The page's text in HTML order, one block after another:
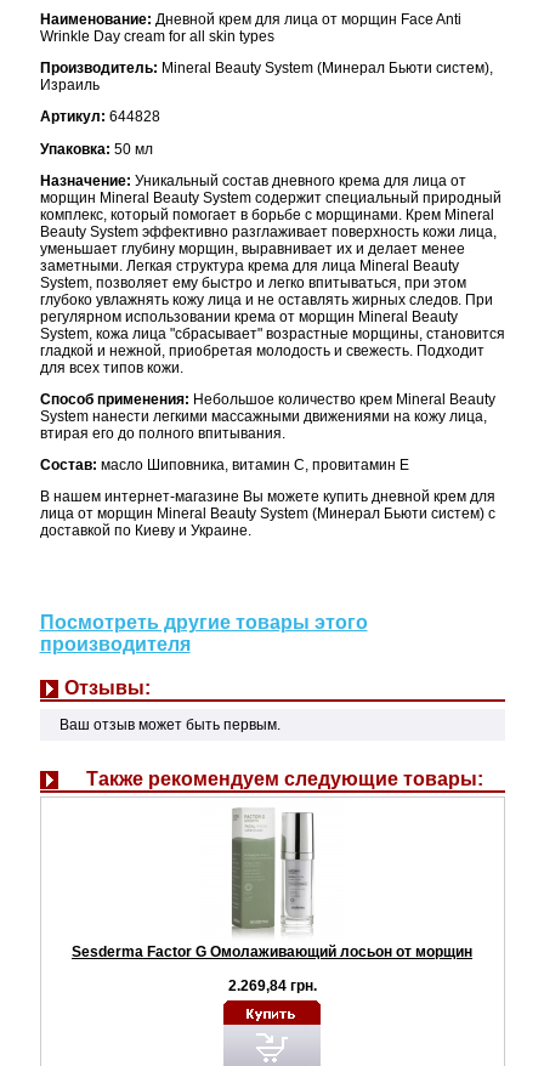
Наименование: Дневной крем для лица от морщин Face Anti
Wrinkle Day cream for all skin types
Производитель: Mineral Beauty System (Минерал Бьюти систем),
Израиль
Артикул: 644828
Упаковка: 50 мл
Назначение: Уникальный состав дневного крема для лица от
морщин Mineral Beauty System содержит специальный природный
комплекс, который помогает в борьбе с морщинами. Крем Mineral
Beauty System эффективно разглаживает поверхность кожи лица,
уменьшает глубину морщин, выравнивает их и делает менее
заметными. Легкая структура крема для лица Mineral Beauty
System, позволяет ему быстро и легко впитываться, при этом
глубоко увлажнять кожу лица и не оставлять жирных следов. При
регулярном использовании крема от морщин Mineral Beauty
System, кожа лица "сбрасывает" возрастные морщины, становится
гладкой и нежной, приобретая молодость и свежесть. Подходит
для всех типов кожи.
Способ применения: Небольшое количество крем Mineral Beauty
System нанести легкими массажными движениями на кожу лица,
втирая его до полного впитывания.
Состав: масло Шиповника, витамин С, провитамин Е
В нашем интернет-магазине Вы можете купить дневной крем для
лица от морщин Mineral Beauty System (Минерал Бьюти систем) с
доставкой по Киеву и Украине.
Посмотреть другие товары этого
производителя
Отзывы:
Ваш отзыв может быть первым.
Также рекомендуем следующие товары:
Sesderma Factor G Омолаживающий лосьон от морщин
2.269,84 грн.